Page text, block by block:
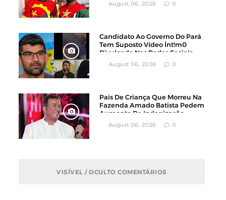
August 06, 2026 0
Candidato Ao Governo Do Pará
Tem Suposto Vídeo Ínt!m0
Divulgado Nas Redes Sociais
August 06, 2026 0
Pais De Criança Que Morreu Na
Fazenda Amado Batista Pedem
Aumento De Indenização
August 06, 2026 0
VISÍVEL / OCULTO COMENTÁRIOS